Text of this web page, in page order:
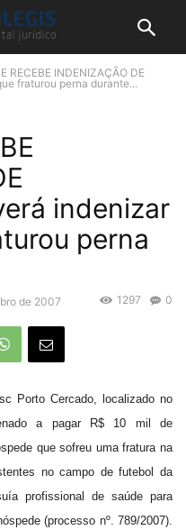
RECEBE INDENIZAÇÃO DE
fraturou perna durante...
indenizar
perna
de 2007 0
1297
Porto Cercado, localizado no
a pagar R$ 10 mil de
que sofreu uma fratura na
no campo de futebol da
profissional de saúde para
(processo nº. 789/2007).